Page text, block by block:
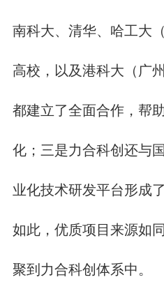
南科大、清华、哈工大
高校，以及港科大（广
都建立了全面合作，帮
化；三是力合科创还与
业化技术研发平台形成
如此，优质项目来源如
聚到力合科创体系中。